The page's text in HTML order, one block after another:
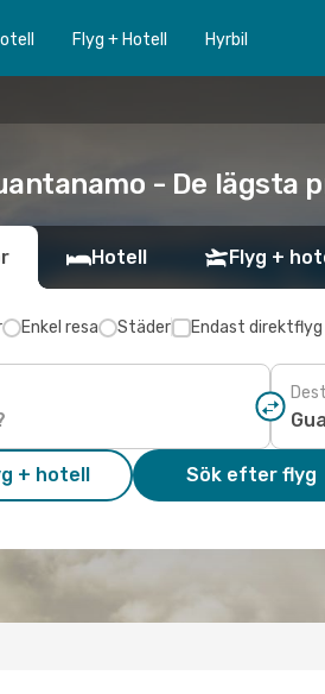
Flyg + Hotell Hyrbil
- De lägsta
Hotell Flyg +
Enkel resa Städer Endast direktflyg
+ hotell Sök efter flyg